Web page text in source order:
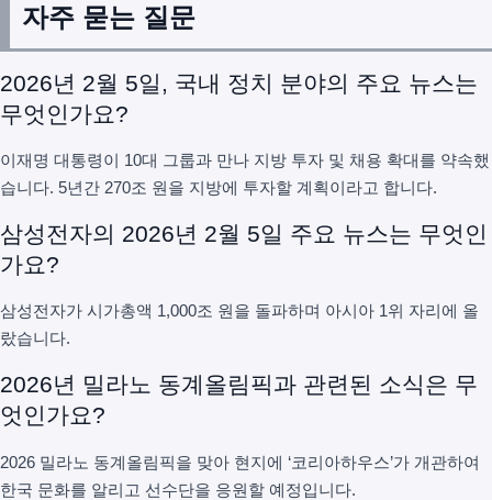
자주 묻는 질문
2026년 2월 5일, 국내 정치 분야의 주요 뉴스는
무엇인가요?
이재명 대통령이 10대 그룹과 만나 지방 투자 및 채용 확대를 약속했
습니다. 5년간 270조 원을 지방에 투자할 계획이라고 합니다.
삼성전자의 2026년 2월 5일 주요 뉴스는 무엇인
가요?
삼성전자가 시가총액 1,000조 원을 돌파하며 아시아 1위 자리에 올
랐습니다.
2026년 밀라노 동계올림픽과 관련된 소식은 무
엇인가요?
2026 밀라노 동계올림픽을 맞아 현지에 ‘코리아하우스’가 개관하여
한국 문화를 알리고 선수단을 응원할 예정입니다.